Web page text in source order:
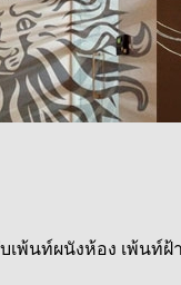
เพ้นท์ผนังห้อง เพ้นท์